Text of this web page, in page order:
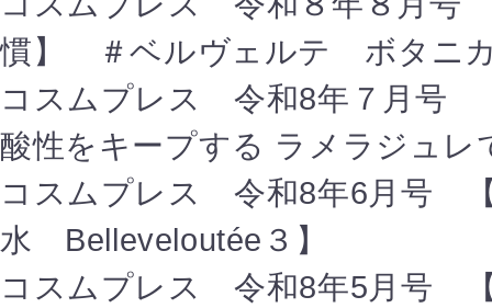
慣】 ＃ベルヴェルテ ボタニ
コスムプレス 令和8年７月号
酸性をキープする ラメラジュ
コスムプレス 令和8年6月号
水 Belleveloutée３】
コスムプレス 令和8年5月号